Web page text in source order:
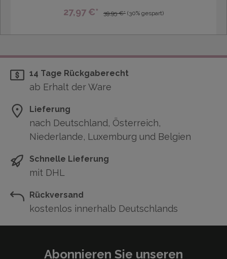
27,97 €* 39,95 €* (30% gespart)
14 Tage Rückgaberecht
ab Erhalt der Ware
Lieferung
nach Deutschland, Österreich,
Niederlande, Luxemburg und Belgien
Schnelle Lieferung
mit DHL
Rückversand
kostenlos innerhalb Deutschlands
Abonnieren Sie unseren